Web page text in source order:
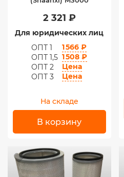
2 321 ₽
Для юридических лиц
ОПТ 1
1 566 ₽
ОПТ 1,5 1 508 ₽
ОПТ 2
Цена
ОПТ 3
Цена
На складе
В корзину